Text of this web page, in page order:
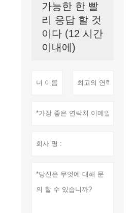
가능한 한 빨
리 응답 할 것
이다 (12 시간
이내에)